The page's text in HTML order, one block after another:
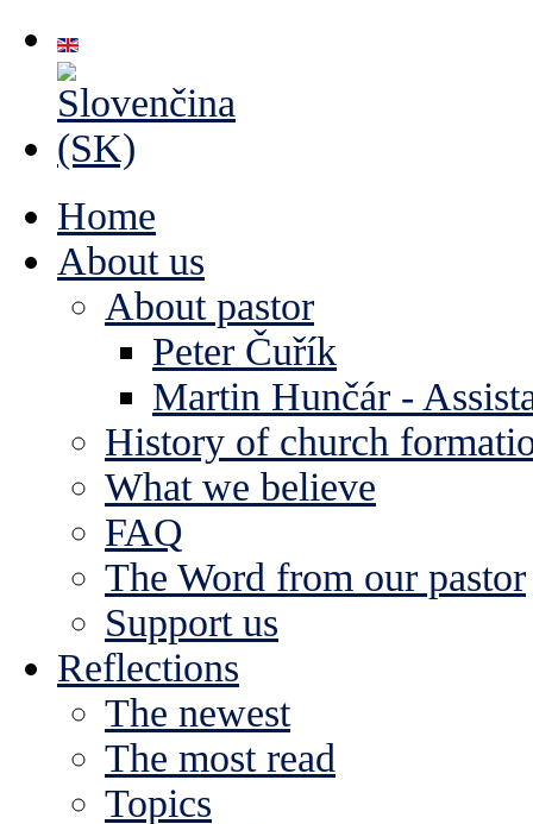
Home
About us
About pastor
Peter Čuřík
Martin Hunčár -
History of church
What we believe
FAQ
The Word from our pastor
Support us
Reflections
The newest
The most read
Topics